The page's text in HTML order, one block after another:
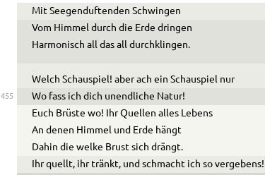
Mit Seegenduftenden Schwingen
Vom Himmel durch die Erde dringen
Harmonisch all das all durchklingen.
Welch Schauspiel! aber ach ein Schauspiel nur
455
Wo fass ich dich unendliche Natur!
Euch Brüste wo! Ihr Quellen alles Lebens
An denen Himmel und Erde hängt
Dahin die welke Brust sich drängt.
Ihr quellt, ihr tränkt, und schmacht ich so vergebens!